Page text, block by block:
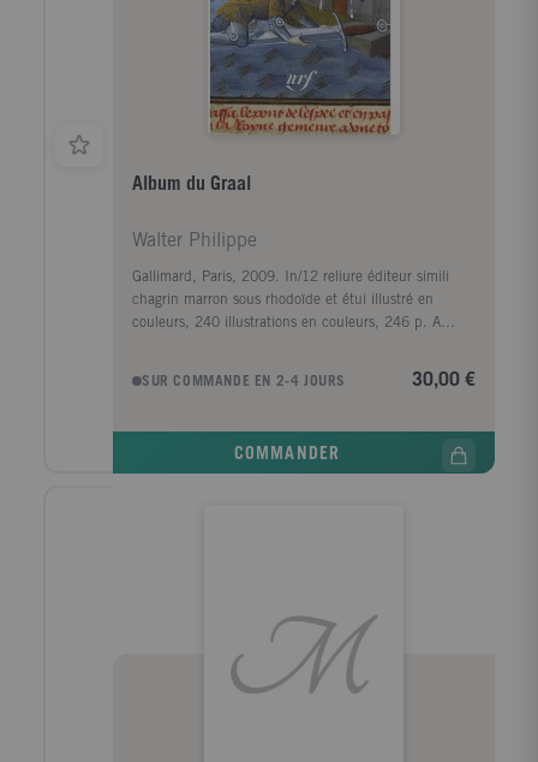
Album du Graal
Walter Philippe
Gallimard, Paris, 2009. In/12 reliure éditeur simili
chagrin marron sous rhodoïde et étui illustré en
couleurs, 240 illustrations en couleurs, 246 p. A
SUR COMMANDE EN 2-4 JOURS 30,00 €
COMMANDER